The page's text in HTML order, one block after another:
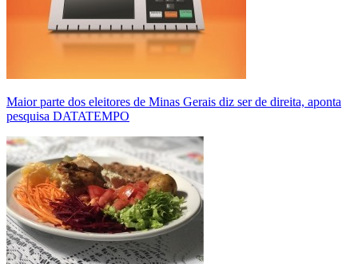
Maior parte dos eleitores de Minas Gerais diz ser de direita, aponta
pesquisa DATATEMPO